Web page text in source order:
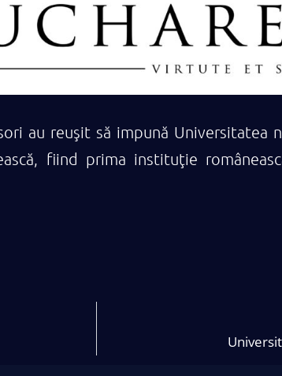
au reuşit să impună Universitatea
fiind prima instituţie